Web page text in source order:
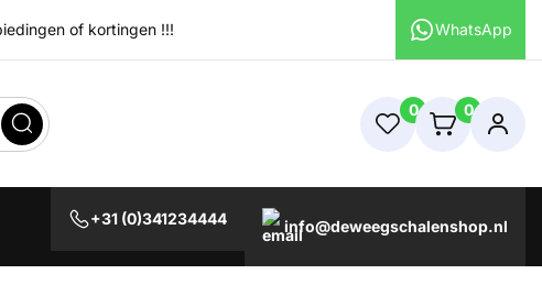
of kortingen !!! WhatsApp
0 0
+31 (0)341234444 info@deweegschalenshop.nl